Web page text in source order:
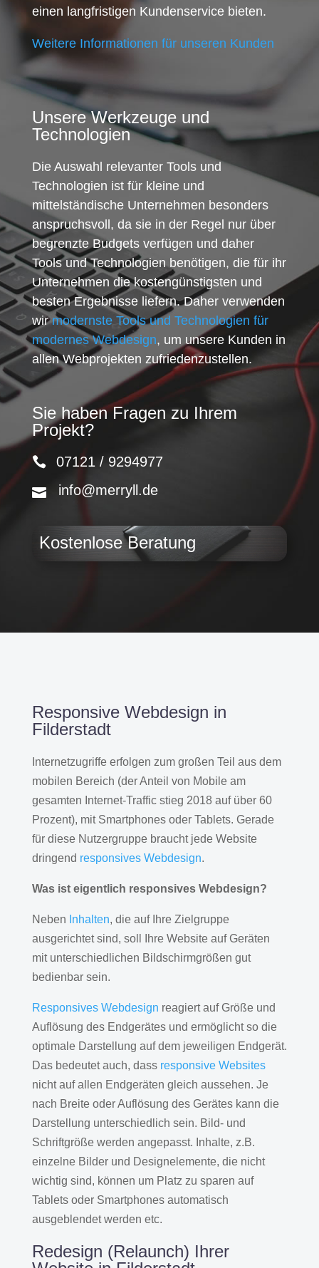
einen langfristigen Kundenservice bieten.
Weitere Informationen für unseren Kunden
Unsere Werkzeuge und
Technologien
Die Auswahl relevanter Tools und
Technologien ist für kleine und
mittelständische Unternehmen besonders
anspruchsvoll, da sie in der Regel nur über
begrenzte Budgets verfügen und daher
Tools und Technologien benötigen, die für ihr
Unternehmen die kostengünstigsten und
besten Ergebnisse liefern. Daher verwenden
wirmodernste Tools und Technologien für
modernes Webdesign, um unsere Kunden in
allen Webprojekten zufriedenzustellen.
Sie haben Fragen zu Ihrem
Projekt?
07121 / 9294977
info@merryll.de
Kostenlose Beratung
Responsive Webdesign in
Filderstadt
Internetzugriffe erfolgen zum großen Teil aus dem
mobilen Bereich (der Anteil von Mobile am
gesamten Internet-Traffic stieg 2018 auf über 60
Prozent), mit Smartphones oder Tablets. Gerade
für diese Nutzergruppe braucht jede Website
dringend responsives Webdesign.
Was ist eigentlich responsives Webdesign?
Neben Inhalten, die auf Ihre Zielgruppe
ausgerichtet sind, soll Ihre Website auf Geräten
mit unterschiedlichen Bildschirmgrößen gut
bedienbar sein.
Responsives Webdesign reagiert auf Größe und
Auflösung des Endgerätes und ermöglicht so die
optimale Darstellung auf dem jeweiligen Endgerät.
Das bedeutet auch, dass responsive Websites
nicht auf allen Endgeräten gleich aussehen. Je
nach Breite oder Auflösung des Gerätes kann die
Darstellung unterschiedlich sein. Bild- und
Schriftgröße werden angepasst. Inhalte, z.B.
einzelne Bilder und Designelemente, die nicht
wichtig sind, können um Platz zu sparen auf
Tablets oder Smartphones automatisch
ausgeblendet werden etc.
Redesign (Relaunch) Ihrer